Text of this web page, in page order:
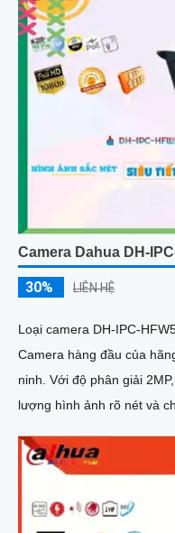
Camera Dahua DH-
30% LIÊN HỆ
Loại camera DH-IPC-
Camera hàng đầu của
ninh. Với độ phân giải 2MP, camera có khả năng quan sát chất
lượng hình ảnh rõ nét và